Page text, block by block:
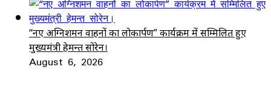
“नए अग्निशमन वाहनों का लोकार्पण” कार्यक्रम में सम्मिलित हुए
मुख्यमंत्री हेमन्त सोरेन।
August 6, 2026